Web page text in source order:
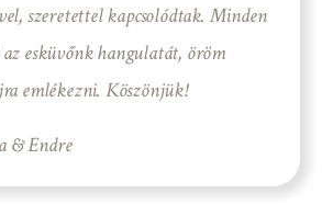
szeretettel kapcsolódtak. Minden
esküvőnk hangulatát, öröm
emlékezni. Köszönjük!
& Endre